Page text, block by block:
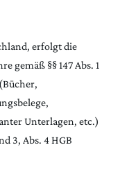
erfolgt die
gemäß §§ 147 Abs. 1
Unterlagen, etc.)
3, Abs. 4 HGB